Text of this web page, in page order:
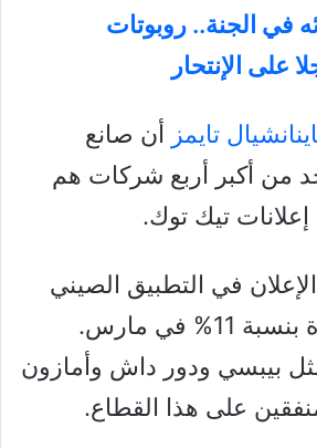
في الجنة.. روبوتات
على الإنتحار
تايمز أن صانع
من أكبر أربع شركات هم
إعلانات تيك توك.
في التطبيق الصيني
بالولايات المتحدة بنسبة 11% في مارس.
بيبسي ودور داش وأمازون
على هذا القطاع.